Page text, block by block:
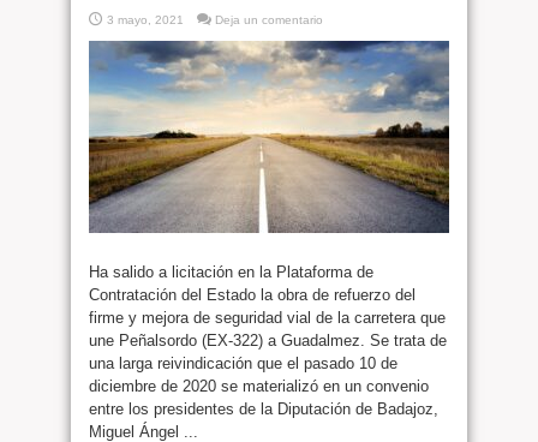
3 mayo, 2021 Deja un comentario
Ha salido a licitación en la Plataforma de
Contratación del Estado la obra de refuerzo del
firme y mejora de seguridad vial de la carretera que
une Peñalsordo (EX-322) a Guadalmez. Se trata de
una larga reivindicación que el pasado 10 de
diciembre de 2020 se materializó en un convenio
entre los presidentes de la Diputación de Badajoz,
Miguel Ángel ...